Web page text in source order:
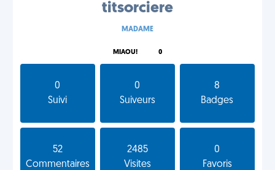
titsorciere
MADAME
MIAOU! 0
0
Suivi
0
Suiveurs
8
Badges
52
Commentaires
2485
Visites
0
Favoris